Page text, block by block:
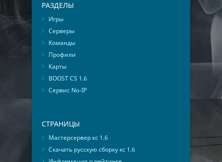
РАЗДЕЛЫ
Игры
Серверы
Команды
Профили
Карты
BOOST CS 1.6
Сервис No-IP
СТРАНИЦЫ
Мастерсервер кс 1.6
Скачать русскую сборку кс 1.6